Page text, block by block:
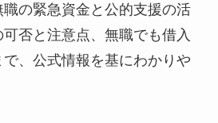
の緊急資金と公的支援の活
否と注意点、無職でも借入
、公式情報を基にわかりや